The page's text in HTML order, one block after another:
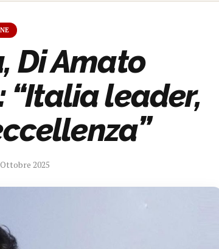
Di Amato
“Italia leader,
2025